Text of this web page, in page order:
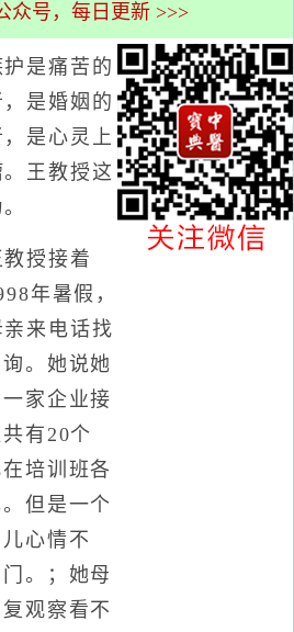
众号，每日更新 >>>
痛苦的
是婚姻的
是心灵上
。王教授这
授接着
年暑假，
来电话找
。她说她
家企业接
有20个
培训班各
但是一个
心情不
。；她母
观察看不